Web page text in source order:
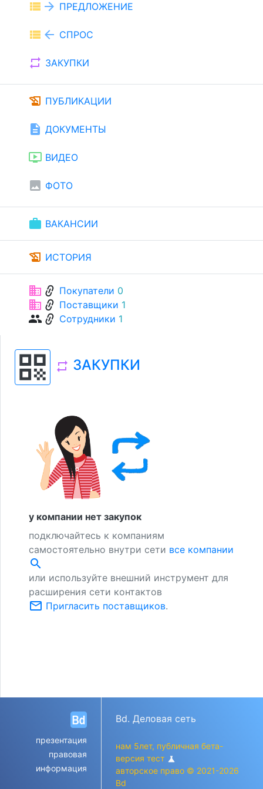
view_list arrow_forward ПРЕДЛОЖЕНИЕ
view_list arrow_back СПРОС
repeat ЗАКУПКИ
history_edu ПУБЛИКАЦИИ
description ДОКУМЕНТЫ
ondemand_video ВИДЕО
image ФОТО
work ВАКАНСИИ
history_edu ИСТОРИЯ
businesslink Покупатели 0
businesslink Поставщики 1
grouplink Сотрудники 1
qr_code repeat ЗАКУПКИ
у компании нет закупок
подключайтесь к компаниям
самостоятельно внутри сети все компании
search
или используйте внешний инструмент для
расширения сети контактов
mail_outline Пригласить поставщиков.
презентация
правовая
информация
Bd. Деловая сеть
нам 5лет, публичная бета-
версия тест science
авторское право © 2021-2026
Bd